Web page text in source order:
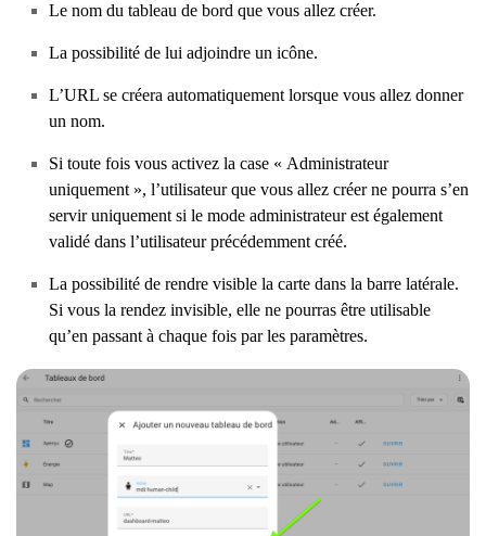
Le nom du tableau de bord que vous allez créer.
La possibilité de lui adjoindre un icône.
L’URL se créera automatiquement lorsque vous allez donner
un nom.
Si toute fois vous activez la case « Administrateur
uniquement », l’utilisateur que vous allez créer ne pourra s’en
servir uniquement si le mode administrateur est également
validé dans l’utilisateur précédemment créé.
La possibilité de rendre visible la carte dans la barre latérale.
Si vous la rendez invisible, elle ne pourras être utilisable
qu’en passant à chaque fois par les paramètres.